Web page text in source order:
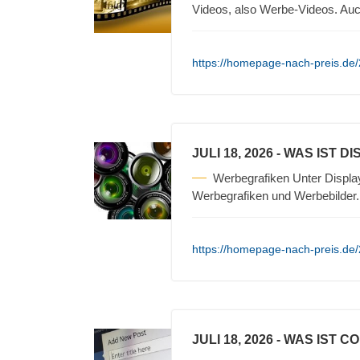
Videos, also Werbe-Videos.
https://homepage-nach-
JULI 18, 2026 - WAS IST
Werbegrafiken Unter
Werbegrafiken und
https://homepage-nach-
JULI 18, 2026 - WAS IST